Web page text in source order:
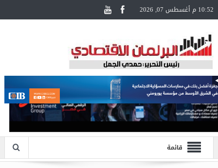
10:52 م أغسطس 07, 2026
قائمة